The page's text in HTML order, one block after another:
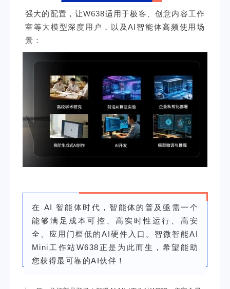
强大的配置，让W638适用于极客、创意内容工作
室等大模型深度用户，以及AI智能体高频使用场
景：
在 AI 智能体时代，智能体的普及亟需一个
能够满足成本可控、高实时性运行、高安
全、应用门槛低的AI硬件入口。智微智能AI
Mini工作站W638正是为此而生，希望能助
您获得最可靠的AI伙伴！